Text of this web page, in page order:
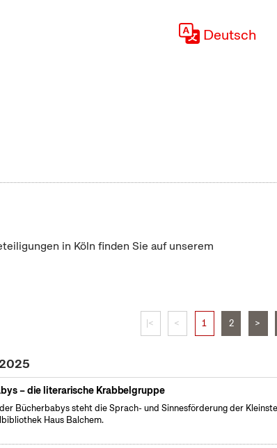
Deutsch
in Köln finden Sie auf unserem
|< < 1 2 >
– die literarische Krabbelgruppe
Bücherbabys steht die Sprach- und Sinnesförderung der
Haus Balchem.